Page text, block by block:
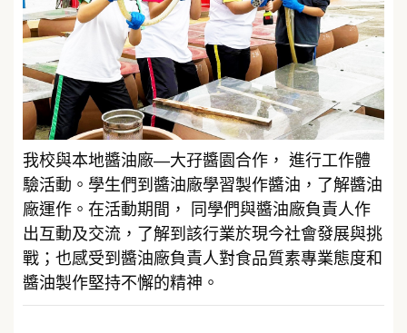
我校與本地醬油廠—大孖醬園合作， 進行工作體
驗活動。學生們到醬油廠學習製作醬油，了解醬油
廠運作。在活動期間， 同學們與醬油廠負責人作
出互動及交流，了解到該行業於現今社會發展與挑
戰；也感受到醬油廠負責人對食品質素專業態度和
醬油製作堅持不懈的精神。